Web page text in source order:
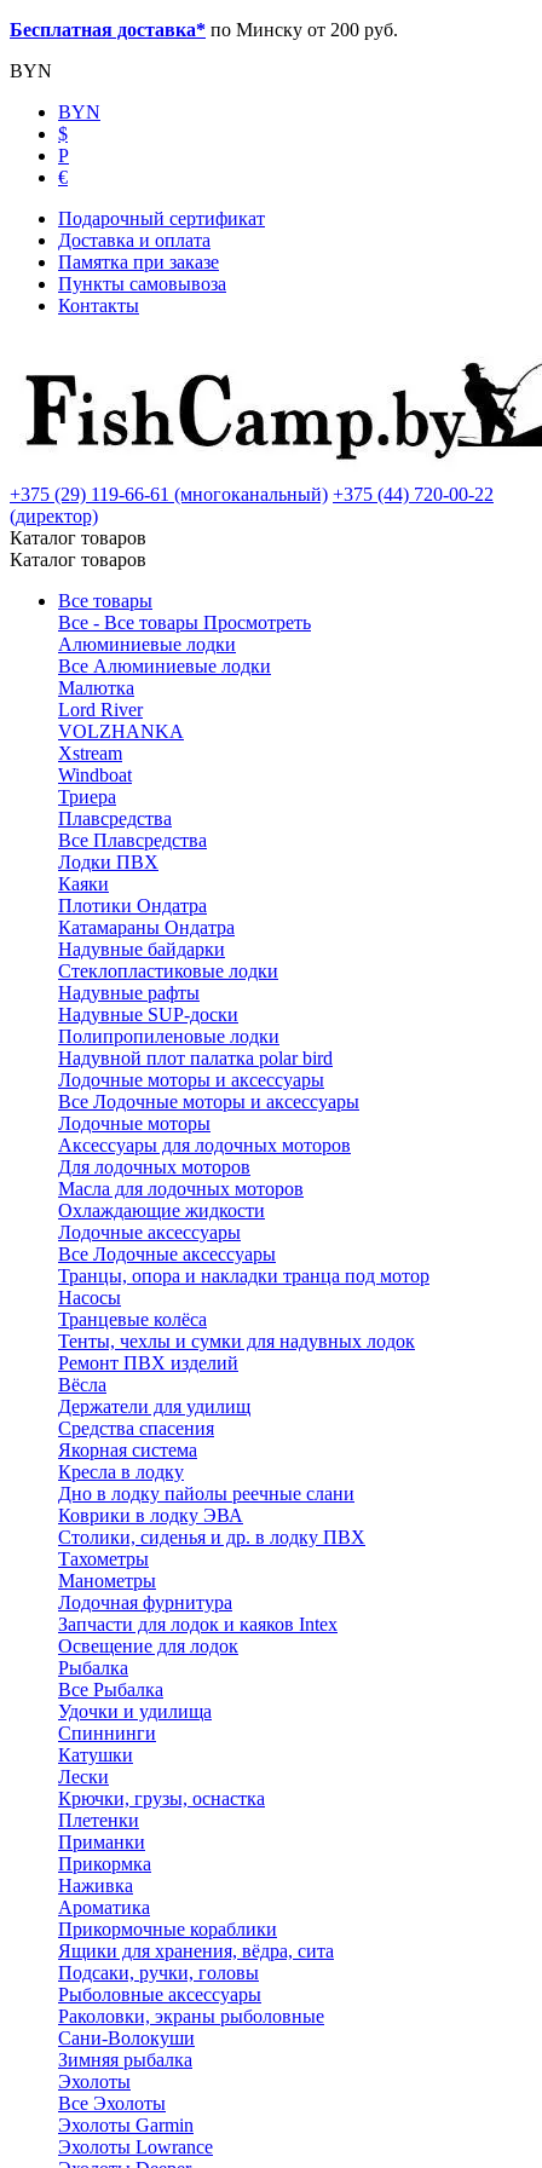
Бесплатная доставка* по Минску от 200 руб.
BYN
BYN
$
Р
€
Подарочный сертификат
Доставка и оплата
Памятка при заказе
Пункты самовывоза
Контакты
+375 (29) 119-66-61 (многоканальный) +375 (44) 720-00-22
(директор)
Каталог товаров
Каталог товаров
Все товары
Все - Все товары Просмотреть
Алюминиевые лодки
Все Алюминиевые лодки
Малютка
Lord River
VOLZHANKA
Xstream
Windboat
Триера
Плавсредства
Все Плавсредства
Лодки ПВХ
Каяки
Плотики Ондатра
Катамараны Ондатра
Надувные байдарки
Стеклопластиковые лодки
Надувные рафты
Надувные SUP-доски
Полипропиленовые лодки
Надувной плот палатка polar bird
Лодочные моторы и аксессуары
Все Лодочные моторы и аксессуары
Лодочные моторы
Аксессуары для лодочных моторов
Для лодочных моторов
Масла для лодочных моторов
Охлаждающие жидкости
Лодочные аксессуары
Все Лодочные аксессуары
Транцы, опора и накладки транца под мотор
Насосы
Транцевые колёса
Тенты, чехлы и сумки для надувных лодок
Ремонт ПВХ изделий
Вёсла
Держатели для удилищ
Средства спасения
Якорная система
Кресла в лодку
Дно в лодку пайолы реечные слани
Коврики в лодку ЭВА
Столики, сиденья и др. в лодку ПВХ
Тахометры
Манометры
Лодочная фурнитура
Запчасти для лодок и каяков Intex
Освещение для лодок
Рыбалка
Все Рыбалка
Удочки и удилища
Спиннинги
Катушки
Лески
Крючки, грузы, оснастка
Плетенки
Приманки
Прикормка
Наживка
Ароматика
Прикормочные кораблики
Ящики для хранения, вёдра, сита
Подсаки, ручки, головы
Рыболовные аксессуары
Раколовки, экраны рыболовные
Сани-Волокуши
Зимняя рыбалка
Эхолоты
Все Эхолоты
Эхолоты Garmin
Эхолоты Lowrance